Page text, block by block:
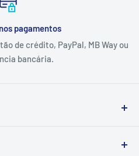
pagamentos
de crédito, PayPal, MB Way ou
bancária.
pintura e proteção